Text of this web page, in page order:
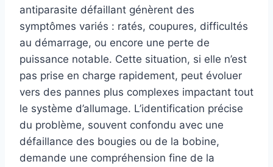
antiparasite défaillant génèrent des
symptômes variés : ratés, coupures, difficultés
au démarrage, ou encore une perte de
puissance notable. Cette situation, si elle n’est
pas prise en charge rapidement, peut évoluer
vers des pannes plus complexes impactant tout
le système d’allumage. L’identification précise
du problème, souvent confondu avec une
défaillance des bougies ou de la bobine,
demande une compréhension fine de la